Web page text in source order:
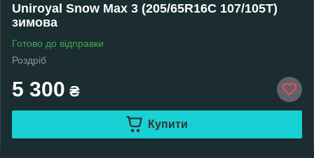
Uniroyal Snow Max 3 (205/65R16C 107/105T)
зимова
Готово до відправки
Роздріб
5 300 ₴
Купити